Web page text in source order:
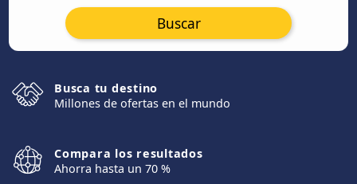
Buscar
Busca tu destino
Millones de ofertas en el mundo
Compara los resultados
Ahorra hasta un 70 %